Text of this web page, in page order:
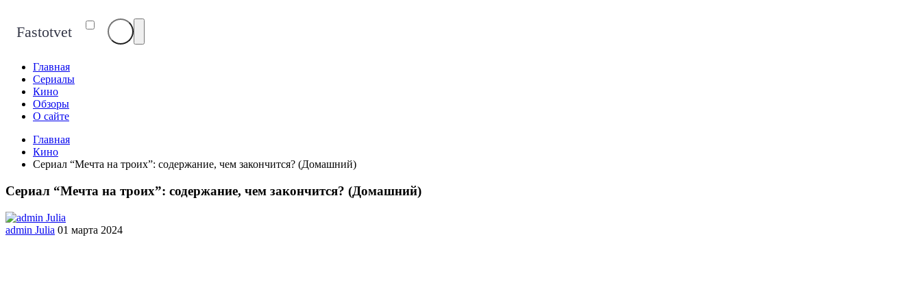
Fastotvet
Главная
Сериалы
Кино
Обзоры
О сайте
Главная
Кино
Сериал “Мечта на троих”: содержание, чем закончится? (Домашний)
Сериал “Мечта на троих”: содержание, чем закончится? (Домашний)
admin Julia 01 марта 2024